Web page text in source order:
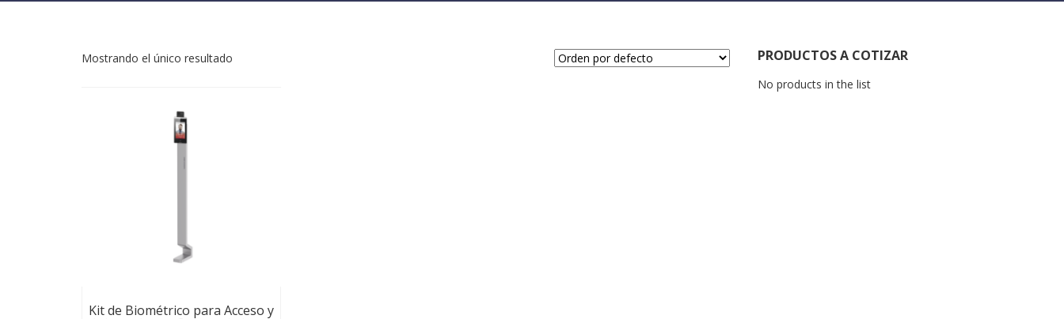
Mostrando el único resultado
Kit de Biométrico para Acceso y
PRODUCTOS A COTIZAR
No products in the list